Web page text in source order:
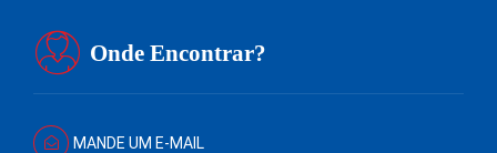
Onde Encontrar?
MANDE UM E-MAIL